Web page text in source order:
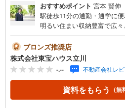
おすすめポイント 宮本 賢伸
駅徒歩11分の通勤・通学に
明るい住まい収納豊富で広
話が繋がりやすくなってお
合わせが集中するため、お早
内・現地を見学する」ボタン
がスムーズです。ご見学の際
【東宝ハウス立川のポイン
さい！◆住宅ローンアドバ
ブロンズ推奨店
株式会社東宝ハウス立川
-.-- 不動産会社レ
資料をもらう （無